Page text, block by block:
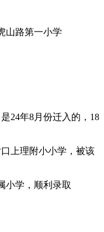
山路第一小学
24年8月份迁入的，18
上理附小小学，被该
小学，顺利录取